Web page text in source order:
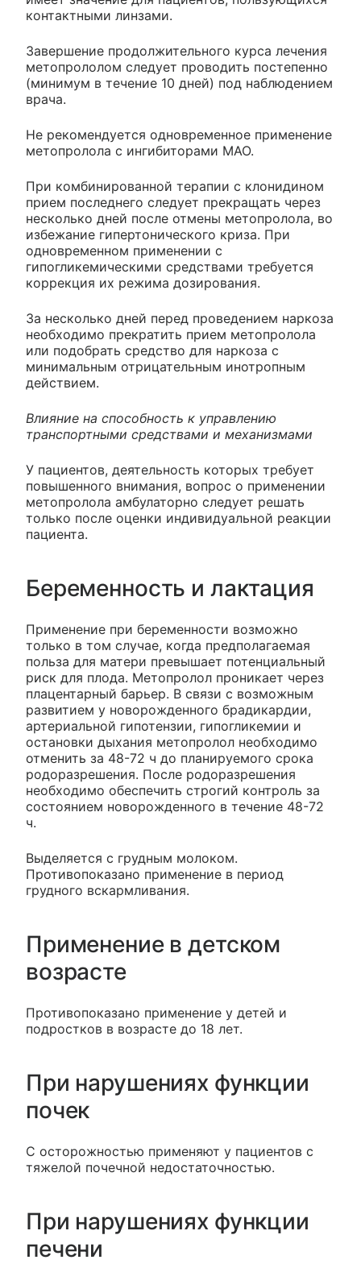
контактными линзами.
Завершение продолжительного курса лечения
метопрололом следует проводить постепенно
(минимум в течение 10 дней) под наблюдением
врача.
Не рекомендуется одновременное применение
метопролола с ингибиторами МАО.
При комбинированной терапии с клонидином
прием последнего следует прекращать через
несколько дней после отмены метопролола, во
избежание гипертонического криза. При
одновременном применении с
гипогликемическими средствами требуется
коррекция их режима дозирования.
За несколько дней перед проведением наркоза
необходимо прекратить прием метопролола
или подобрать средство для наркоза с
минимальным отрицательным инотропным
действием.
Влияние на способность к управлению
транспортными средствами и механизмами
У пациентов, деятельность которых требует
повышенного внимания, вопрос о применении
метопролола амбулаторно следует решать
только после оценки индивидуальной реакции
пациента.
Беременность и лактация
Применение при беременности возможно
только в том случае, когда предполагаемая
польза для матери превышает потенциальный
риск для плода. Метопролол проникает через
плацентарный барьер. В связи с возможным
развитием у новорожденного брадикардии,
артериальной гипотензии, гипогликемии и
остановки дыхания метопролол необходимо
отменить за 48-72 ч до планируемого срока
родоразрешения. После родоразрешения
необходимо обеспечить строгий контроль за
состоянием новорожденного в течение 48-72
ч.
Выделяется с грудным молоком.
Противопоказано применение в период
грудного вскармливания.
Применение в детском
возрасте
Противопоказано применение у детей и
подростков в возрасте до 18 лет.
При нарушениях функции
почек
С осторожностью применяют у пациентов с
тяжелой почечной недостаточностью.
При нарушениях функции
печени